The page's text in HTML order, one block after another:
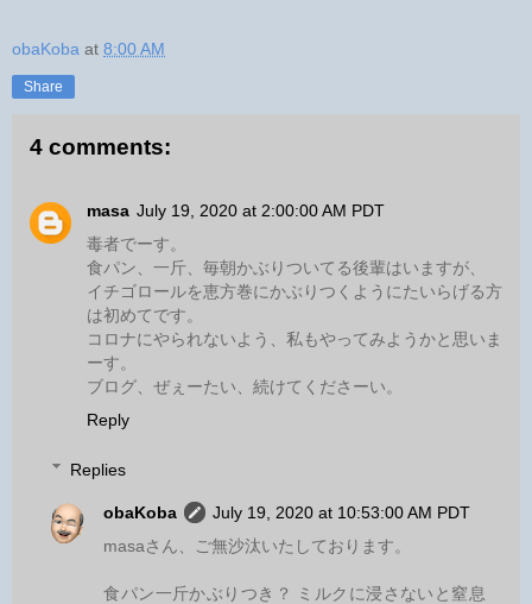
obaKoba at 8:00 AM
Share
4 comments:
masa July 19, 2020 at 2:00:00 AM PDT
毒者でーす。
食パン、一斤、毎朝かぶりついてる後輩はいますが、
イチゴロールを恵方巻にかぶりつくようにたいらげる方
は初めてです。
コロナにやられないよう、私もやってみようかと思いま
ーす。
ブログ、ぜぇーたい、続けてくださーい。
Reply
Replies
obaKoba
July 19, 2020 at 10:53:00 AM PDT
masaさん、ご無沙汰いたしております。
食パン一斤かぶりつき？ ミルクに浸さないと窒息